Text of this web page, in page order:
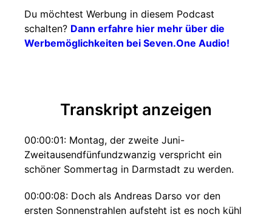
Du möchtest Werbung in diesem Podcast
schalten? Dann erfahre hier mehr über die
Werbemöglichkeiten bei Seven.One Audio!
Transkript anzeigen
00:00:01: Montag, der zweite Juni-
Zweitausendfünfundzwanzig verspricht ein
schöner Sommertag in Darmstadt zu werden.
00:00:08: Doch als Andreas Darso vor den
ersten Sonnenstrahlen aufsteht ist es noch kühl